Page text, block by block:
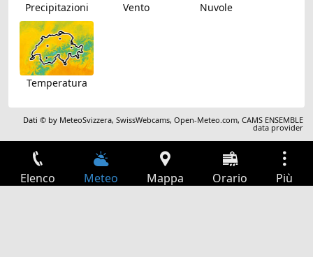
Precipitazioni Vento Nuvole
Temperatura
Dati © by MeteoSvizzera,SwissWebcams,Open-Meteo.com,CAMS ENSEMBLE
data provider
Elenco Meteo Mappa Orario Più